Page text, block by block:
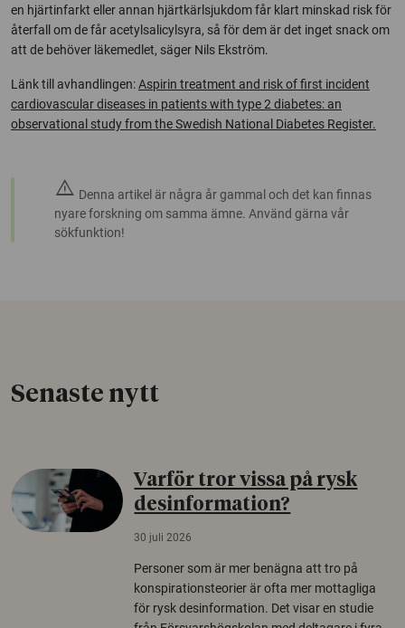
en hjärtinfarkt eller annan hjärtkärlsjukdom får klart minskad risk för
återfall om de får acetylsalicylsyra, så för dem är det inget snack om
att de behöver läkemedlet, säger Nils Ekström.
Länk till avhandlingen:Aspirin treatment and risk of first incident
cardiovascular diseases in patients with type 2 diabetes: an
observational study from the Swedish National Diabetes Register.
warning Denna artikel är några år gammal och det kan finnas
nyare forskning om samma ämne. Använd gärna vår
sökfunktion!
Senaste nytt
Varför tror vissa på rysk
desinformation?
30 juli 2026
Personer som är mer benägna att tro på
konspirationsteorier är ofta mer mottagliga
för rysk desinformation. Det visar en studie